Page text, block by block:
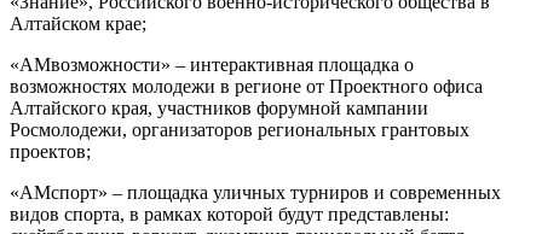
Алтайском крае;
«АМвозможности» – интерактивная площадка о
возможностях молодежи в регионе от Проектного офиса
Алтайского края, участников форумной кампании
Росмолодежи, организаторов региональных грантовых
проектов;
«АМспорт» – площадка уличных турниров и современных
видов спорта, в рамках которой будут представлены: